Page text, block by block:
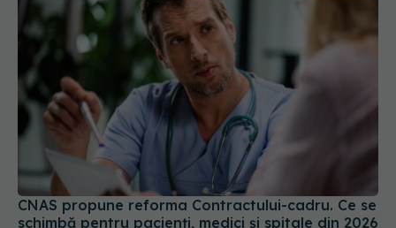
CNAS propune reforma Contractului-cadru. Ce se
schimbă pentru pacienți, medici și spitale din 2026
30 iul 2026, 19:45